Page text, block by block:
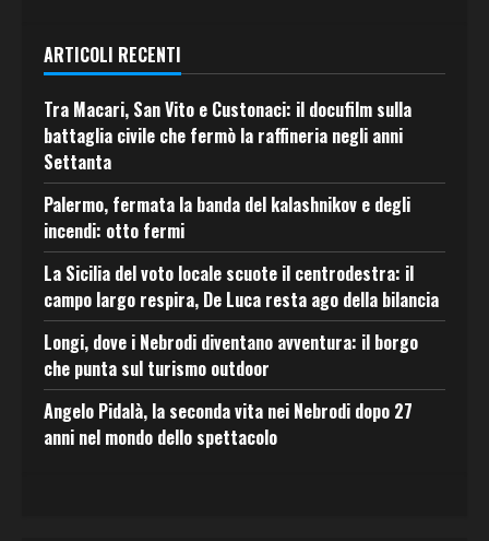
ARTICOLI RECENTI
Tra Macari, San Vito e Custonaci: il docufilm sulla
battaglia civile che fermò la raffineria negli anni
Settanta
Palermo, fermata la banda del kalashnikov e degli
incendi: otto fermi
La Sicilia del voto locale scuote il centrodestra: il
campo largo respira, De Luca resta ago della bilancia
Longi, dove i Nebrodi diventano avventura: il borgo
che punta sul turismo outdoor
Angelo Pidalà, la seconda vita nei Nebrodi dopo 27
anni nel mondo dello spettacolo